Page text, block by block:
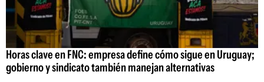
Horas clave en FNC: empresa define cómo sigue en Uruguay;
gobierno y sindicato también manejan alternativas